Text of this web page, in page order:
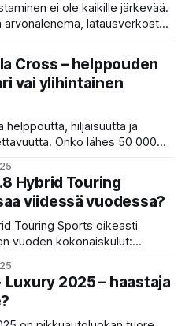
ei ole kaikille järkevää.
latausverkoston
monelle riskin. Lue
Cross – helppouden
vai ylihintainen
helppoutta, hiljaisuutta ja
Onko lähes 50 000
kallis suhteessa
Hybrid Touring
viidessä vuodessa?
Touring Sports oikeasti
vuoden kokonaiskulut:
ja huollot. Tulokset
myös edulliseksi mielletyn
Luxury 2025 – haastaja